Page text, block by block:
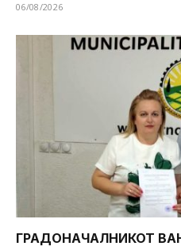
06/08/2026
ГРАДОНАЧАЛНИКОТ